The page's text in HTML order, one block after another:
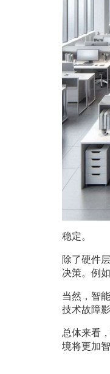
稳定。
除了硬件
决策。例
当然，智
技术故障
总体来看
境将更加